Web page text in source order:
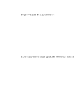
Impermeabile fino a 200 metri
Lunetta unidirezionale graduata 60 minuti in